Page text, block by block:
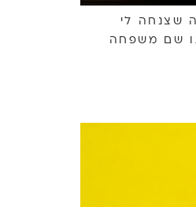
שצנחה לי
שם משפחה